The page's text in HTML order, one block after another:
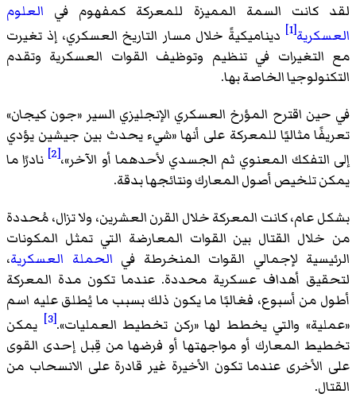
لقد كانت السمة المميزة للمعركة كمفهوم في العلوم
العسكرية[1]
ديناميكيةً خلال مسار التاريخ العسكري، إذ تغيرت
مع التغيرات في تنظيم وتوظيف القوات العسكرية وتقدم
التكنولوجيا الخاصة بها.
في حين اقترح المؤرخ العسكري الإنجليزي السير «جون كيجان»
تعريفًا مثاليًا للمعركة على أنها «شيء يحدث بين جيشين يؤدي
إلى التفكك المعنوي ثم الجسدي لأحدهما أو الآخر»،[2]
نادرًا ما
يمكن تلخيص أصول المعارك ونتائجها بدقة.
بشكل عام، كانت المعركة خلال القرن العشرين، ولا تزال، مُحددة
من خلال القتال بين القوات المعارضة التي تمثل المكونات
الرئيسية لإجمالي القوات المنخرطة في الحملة العسكرية،
لتحقيق أهداف عسكرية محددة. عندما تكون مدة المعركة
أطول من أسبوع، فغالبًا ما يكون ذلك بسبب ما يُطلق عليه اسم
«عملية» والتي يخطط لها «ركن تخطيط العمليات».[3]
يمكن
تخطيط المعارك أو مواجهتها أو فرضها من قِبل إحدى القوى
على الأخرى عندما تكون الأخيرة غير قادرة على الانسحاب من
القتال.